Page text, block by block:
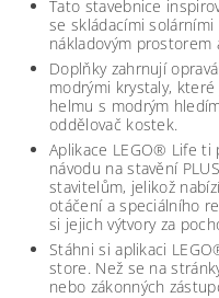
Tato stavebnice
se skládacími
nákladovým
Doplňky zahrnují
modrými krystaly,
helmu s modrým
oddělovač kostek.
Aplikace LEGO® Life
návodu na stavění
stavitelům, jelikož
otáčení a speciálního
si jejich výtvory za
Stáhni si aplikaci
store. Než se na
nebo zákonných